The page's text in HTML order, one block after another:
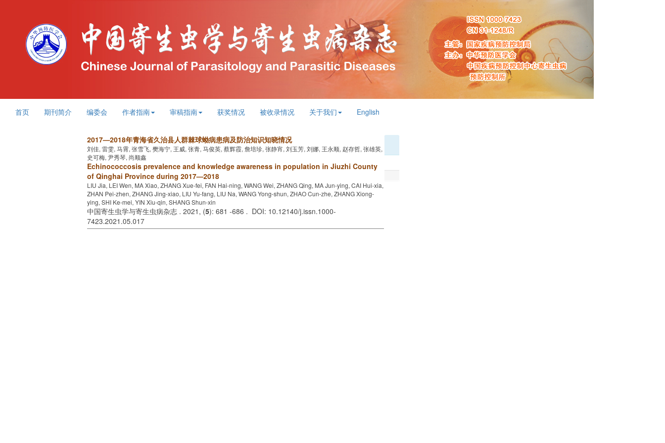
首页 期刊简介 编委会 作者指南 审稿指南 获奖情况 被收录情况 关于我们 English
2017—2018年青海省久治县人群棘球蚴病患病及防治知识知晓情况
刘佳, 雷雯, 马霄, 张雪飞, 樊海宁, 王威, 张青, 马俊英, 蔡辉霞, 詹培珍, 张静宵, 刘玉芳, 刘娜, 王永顺, 赵存哲, 张雄英,
史可梅, 尹秀琴, 尚顺鑫
Echinococcosis prevalence and knowledge awareness in population in Jiuzhi County
of Qinghai Province during 2017—2018
LIU Jia, LEI Wen, MA Xiao, ZHANG Xue-fei, FAN Hai-ning, WANG Wei, ZHANG Qing, MA Jun-ying, CAI Hui-xia,
ZHAN Pei-zhen, ZHANG Jing-xiao, LIU Yu-fang, LIU Na, WANG Yong-shun, ZHAO Cun-zhe, ZHANG Xiong-
ying, SHI Ke-mei, YIN Xiu-qin, SHANG Shun-xin
中国寄生虫学与寄生虫病杂志 . 2021, (5): 681 -686 . DOI: 10.12140/j.issn.1000-
7423.2021.05.017